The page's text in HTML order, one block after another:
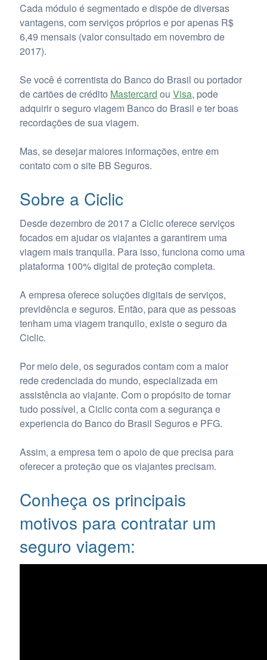
Cada módulo é segmentado e dispõe de diversas
vantagens, com serviços próprios e por apenas R$
6,49 mensais (valor consultado em novembro de
2017).
Se você é correntista do Banco do Brasil ou portador
de cartões de crédito Mastercard ou Visa, pode
adquirir o seguro viagem Banco do Brasil e ter boas
recordações de sua viagem.
Mas, se desejar maiores informações, entre em
contato com o site BB Seguros.
Sobre a Ciclic
Desde dezembro de 2017 a Ciclic oferece serviços
focados em ajudar os viajantes a garantirem uma
viagem mais tranquila. Para isso, funciona como uma
plataforma 100% digital de proteção completa.
A empresa oferece soluções digitais de serviços,
previdência e seguros. Então, para que as pessoas
tenham uma viagem tranquilo, existe o seguro da
Ciclic.
Por meio dele, os segurados contam com a maior
rede credenciada do mundo, especializada em
assistência ao viajante. Com o propósito de tornar
tudo possível, a Ciclic conta com a segurança e
experiencia do Banco do Brasil Seguros e PFG.
Assim, a empresa tem o apoio de que precisa para
oferecer a proteção que os viajantes precisam.
Conheça os principais
motivos para contratar um
seguro viagem: